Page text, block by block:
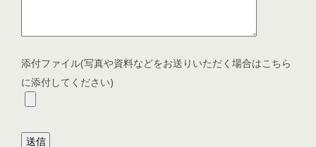
添付ファイル(写真や資料などをお送りいただく場合はこちら
に添付してください)